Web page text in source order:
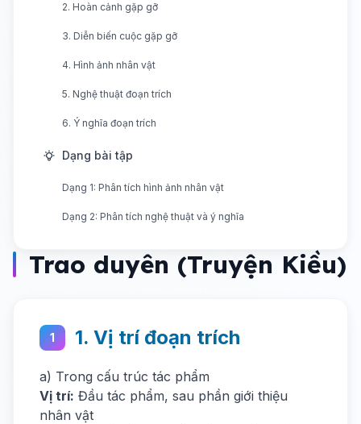
2. Hoàn cảnh gặp gỡ
3. Diễn biến cuộc gặp gỡ
4. Hình ảnh nhân vật
5. Nghệ thuật đoạn trích
6. Ý nghĩa đoạn trích
Dạng bài tập
Dạng 1: Phân tích hình ảnh nhân vật
Dạng 2: Phân tích nghệ thuật và ý nghĩa
Trao duyên (Truyện Kiều)
1 1. Vị trí đoạn trích
a) Trong cấu trúc tác phẩm
Vị trí: Đầu tác phẩm, sau phần giới thiệu
nhân vật